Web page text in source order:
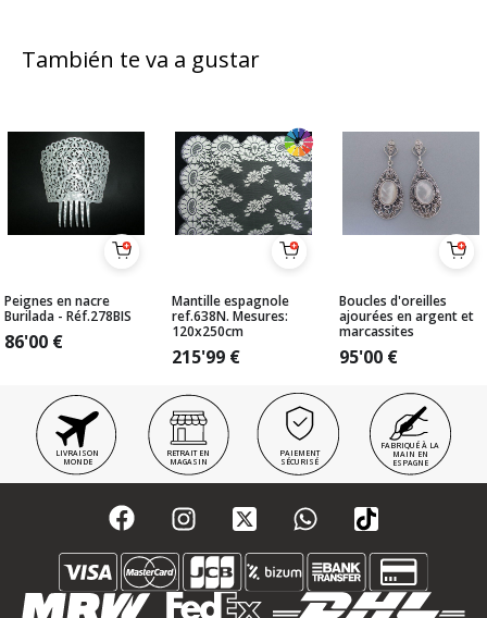
También te va a gustar
Peignes en nacre
Burilada - Réf.278BIS
86'00 €
Mantille espagnole
ref.638N. Mesures:
120x250cm
215'99 €
Boucles d'oreilles
ajourées en argent et
marcassites
95'00 €
LIVRAISON
MONDE
RETRAIT EN
MAGASIN
PAIEMENT
SÉCURISÉ
FABRIQUÉ À LA
MAIN EN
ESPAGNE